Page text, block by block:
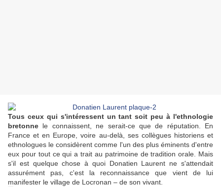
Tous ceux qui s'intéressent un tant soit peu à l'ethnologie
bretonne le connaissent, ne serait-ce que de réputation. En
France et en Europe, voire au-delà, ses collègues historiens et
ethnologues le considèrent comme l'un des plus éminents d'entre
eux pour tout ce qui a trait au patrimoine de tradition orale. Mais
s'il est quelque chose à quoi Donatien Laurent ne s'attendait
assurément pas, c'est la reconnaissance que vient de lui
manifester le village de Locronan – de son vivant.